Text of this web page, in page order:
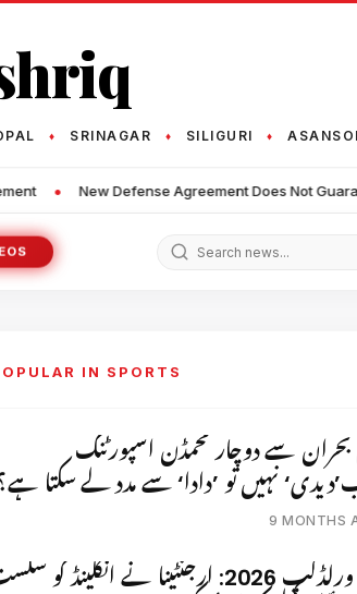
♦ SRINAGAR ♦ SILIGURI ♦
Agreement Does Not Guarantee Saudi Arabia's
IN SPORTS
بحران سے دوچار محمڈن اسپورٹنگ
نہیں تو ’دادا‘ سے مدد لے سکتا
9 MONTHS
فیفا ورلڈکپ 2026: ارجنٹینا نے انگلینڈ کو